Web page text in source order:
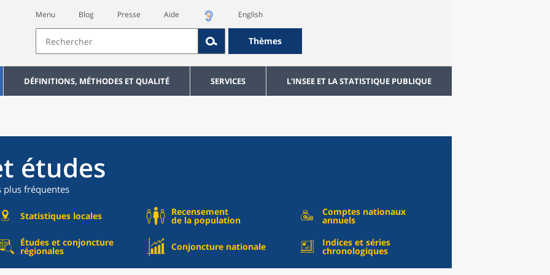
Menu Blog Presse Aide English
Thèmes
DÉFINITIONS, MÉTHODES ET QUALITÉ SERVICES L'INSEE ET LA STATISTIQUE PUBLIQUE
études
plus fréquentes
Statistiques locales Recensement
de la population
Comptes nationaux
annuels
Études et conjoncture
régionales Conjoncture nationale Indices et séries
chronologiques